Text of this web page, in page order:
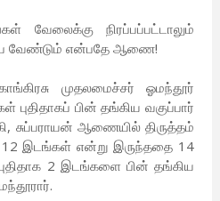
நிரப்பப்பட்டாலும்
வேண்டும் என்பதே ஆணை!
முதலமைச்சர் ஓமந்தூர்
புதிதாகப் பின் தங்கிய வகுப்பார்
சுப்பராயன் ஆணையில் திருத்தம்
இடங்கள் என்று இருந்ததை 14
2 இடங்களை பின் தங்கிய